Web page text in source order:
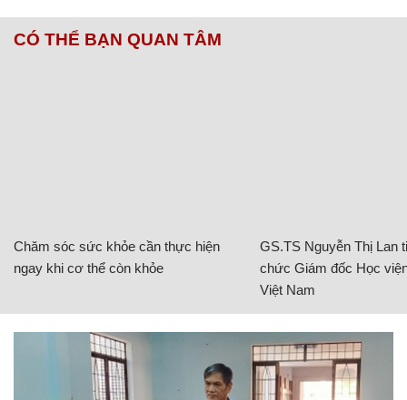
CÓ THỂ BẠN QUAN TÂM
Chăm sóc sức khỏe cần thực hiện
ngay khi cơ thể còn khỏe
GS.TS Nguyễn Thị Lan
chức Giám đốc Học
Việt Nam